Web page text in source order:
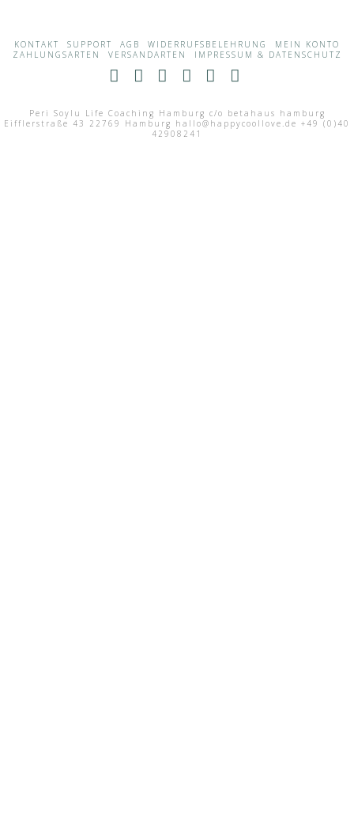
KONTAKT SUPPORT AGB WIDERRUFSBELEHRUNG
MEIN KONTO
ZAHLUNGSARTEN
VERSANDARTEN IMPRESSUM & DATENSCHUTZ
Peri Soylu Life Coaching Hamburg c/o betahaus hamburg
Eifflerstraße 43 22769 Hamburg hallo@happycoollove.de +49 (0)40
42908241